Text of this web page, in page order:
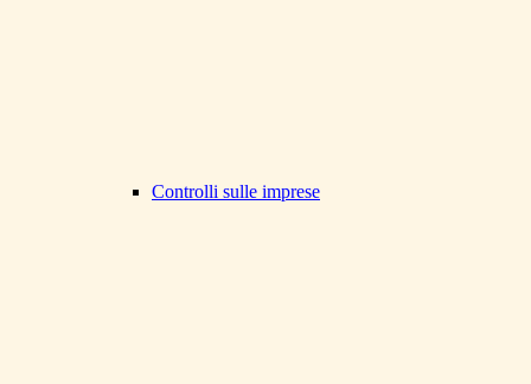
Controlli sulle imprese